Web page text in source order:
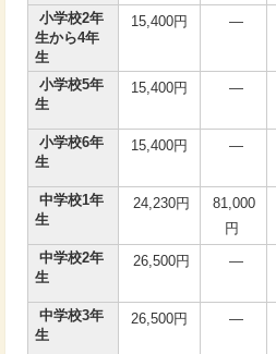
小学校2年
生から4年
生
15,400円 ―
小学校5年
生
15,400円 ―
小学校6年
生
15,400円 ―
中学校1年
生
24,230円
81,000
円
中学校2年
生
26,500円 ―
中学校3年
生
26,500円 ―